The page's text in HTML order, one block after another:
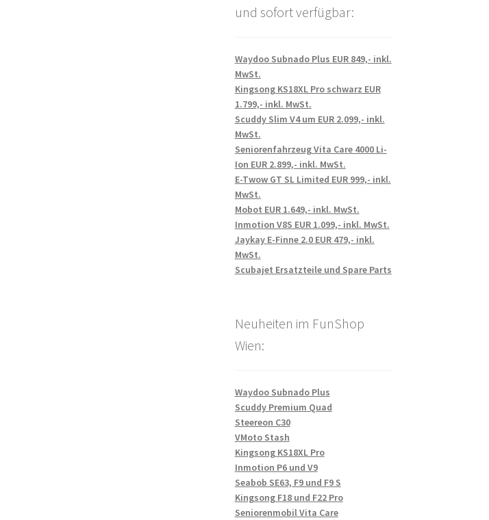
und sofort verfügbar:
Waydoo Subnado Plus EUR 849,- inkl.
MwSt.
Kingsong KS18XL Pro schwarz EUR
1.799,- inkl. MwSt.
Scuddy Slim V4 um EUR 2.099,- inkl.
MwSt.
Seniorenfahrzeug Vita Care 4000 Li-
Ion EUR 2.899,- inkl. MwSt.
E-Twow GT SL Limited EUR 999,- inkl.
MwSt.
Mobot EUR 1.649,- inkl. MwSt.
Inmotion V8S EUR 1.099,- inkl. MwSt.
Jaykay E-Finne 2.0 EUR 479,- inkl.
MwSt.
Scubajet Ersatzteile und Spare Parts
Neuheiten im FunShop
Wien:
Waydoo Subnado Plus
Scuddy Premium Quad
Steereon C30
VMoto Stash
Kingsong KS18XL Pro
Inmotion P6 und V9
Seabob SE63, F9 und F9 S
Kingsong F18 und F22 Pro
Seniorenmobil Vita Care